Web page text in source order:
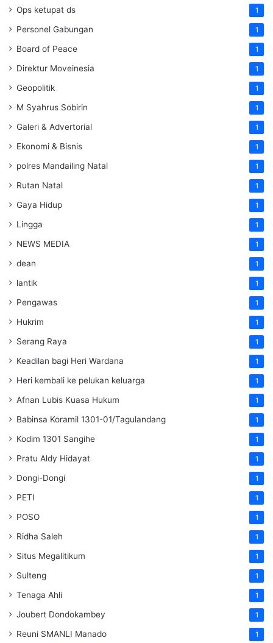
Ops ketupat ds 1
Personel Gabungan 1
Board of Peace 1
Direktur Moveinesia 1
Geopolitik 1
M Syahrus Sobirin 1
Galeri & Advertorial 1
Ekonomi & Bisnis 1
polres Mandailing Natal 1
Rutan Natal 1
Gaya Hidup 1
Lingga 1
NEWS MEDIA 1
dean 1
lantik 1
Pengawas 1
Hukrim 1
Serang Raya 1
Keadilan bagi Heri Wardana 1
Heri kembali ke pelukan keluarga 1
Afnan Lubis Kuasa Hukum 1
Babinsa Koramil 1301-01/Tagulandang 1
Kodim 1301 Sangihe 1
Pratu Aldy Hidayat 1
Dongi-Dongi 1
PETI 1
POSO 1
Ridha Saleh 1
Situs Megalitikum 1
Sulteng 1
Tenaga Ahli 1
Joubert Dondokambey 1
Reuni SMANLI Manado 1